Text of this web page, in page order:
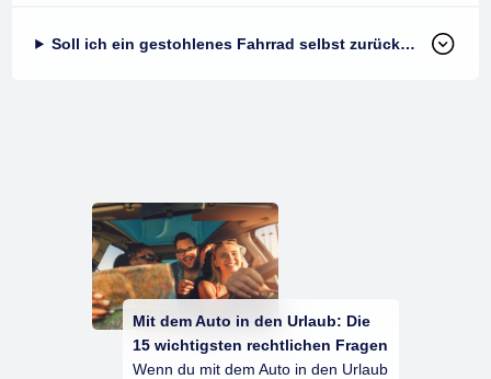
Soll ich ein gestohlenes Fahrrad selbst zurückholen?
Mit dem Auto in den Urlaub: Die
15 wichtigsten rechtlichen Fragen
Wenn du mit dem Auto in den Urlaub